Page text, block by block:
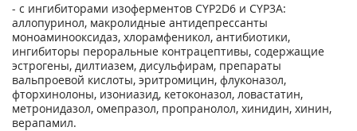
- с ингибиторами изоферментов CYP2D6 и CYP3A:
аллопуринол, макролидные антидепрессанты
моноаминооксидаз, хлорамфеникол, антибиотики,
ингибиторы пероральные контрацептивы, содержащие
эстрогены, дилтиазем, дисульфирам, препараты
вальпроевой кислоты, эритромицин, флуконазол,
фторхинолоны, изониазид, кетоконазол, ловастатин,
метронидазол, омепразол, пропранолол, хинидин, хинин,
верапамил.